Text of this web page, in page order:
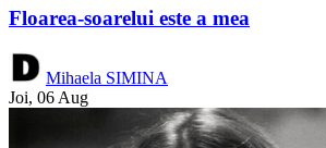
Floarea-soarelui este a mea
Mihaela SIMINA
Joi, 06 Aug